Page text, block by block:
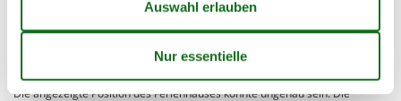
Entfernung Strand / Sand-, Kieselstrand 300 m
😎 Sonnenstand
Die angezeigte Position des Ferienhauses könnte ungenau sein. Die